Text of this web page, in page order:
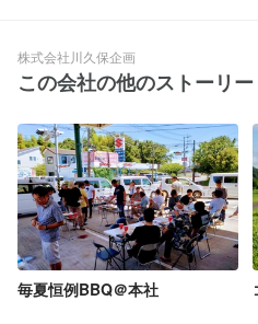
株式会社川久保企画
この会社の他のストーリー
毎夏恒例BBQ＠本社